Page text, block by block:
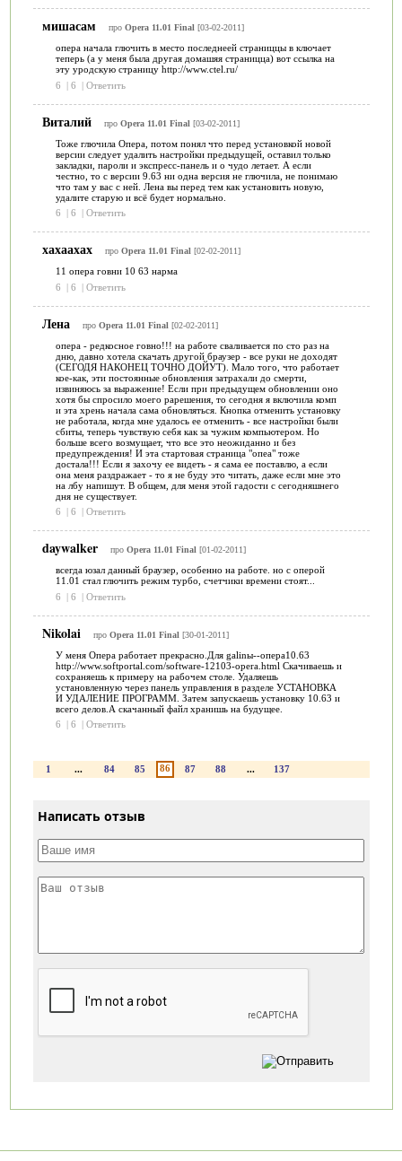
мишасам про Opera 11.01 Final [03-02-2011]
опера начала глючить в место последнеей страниццы в ключает
теперь (а у меня была другая домашяя страницца) вот ссылка на
эту уродскую страницу http://www.ctel.ru/
6
| 6 | Ответить
Виталий про Opera 11.01 Final [03-02-2011]
Тоже глючила Опера, потом понял что перед установкой новой
версии следует удалить настройки предыдущей, оставил только
закладки, пароли и экспресс-панель и о чудо летает. А если
честно, то с версии 9.63 ни одна версия не глючила, не понимаю
что там у вас с ней. Лена вы перед тем как установить новую,
удалите старую и всё будет нормально.
6
| 6 | Ответить
хахаахах про Opera 11.01 Final [02-02-2011]
11 опера говни 10 63 нарма
6
| 6 | Ответить
Лена про Opera 11.01 Final [02-02-2011]
опера - редкосное говно!!! на работе сваливается по сто раз на
дню, давно хотела скачать другой браузер - все руки не доходят
(СЕГОДЯ НАКОНЕЦ ТОЧНО ДОЙУТ). Мало того, что работает
кое-как, эти постоянные обновления затрахали до смерти,
извиняюсь за выражение! Если при предыдущем обновлении оно
хотя бы спросило моего рарешения, то сегодня я включила комп
и эта хрень начала сама обновляться. Кнопка отменить установку
не работала, когда мне удалось ее отменить - все настройки были
сбиты, теперь чувствую себя как за чужим компьютером. Но
больше всего возмущает, что все это неожиданно и без
предупреждения! И эта стартовая страница "опеа" тоже
достала!!! Если я захочу ее видеть - я сама ее поставлю, а если
она меня раздражает - то я не буду это читать, даже если мне это
на лбу напишут. В общем, для меня этой гадости с сегодняшнего
дня не существует.
6
| 6 | Ответить
daywalker про Opera 11.01 Final [01-02-2011]
всегда юзал данный браузер, особенно на работе. но с оперой
11.01 стал глючить режим турбо, счетчики времени стоят...
6
| 6 | Ответить
Nikolai про Opera 11.01 Final [30-01-2011]
У меня Опера работает прекрасно.Для galinы--опера10.63
http://www.softportal.com/software-12103-opera.html Скачиваешь и
сохраняешь к примеру на рабочем столе. Удаляешь
установленную через панель управления в разделе УСТАНОВКА
И УДАЛЕНИЕ ПРОГРАММ. Затем запускаешь установку 10.63 и
всего делов.А скачанный файл хранишь на будущее.
6
| 6 | Ответить
1 ... 84 85 86 87 88 ... 137
Написать отзыв